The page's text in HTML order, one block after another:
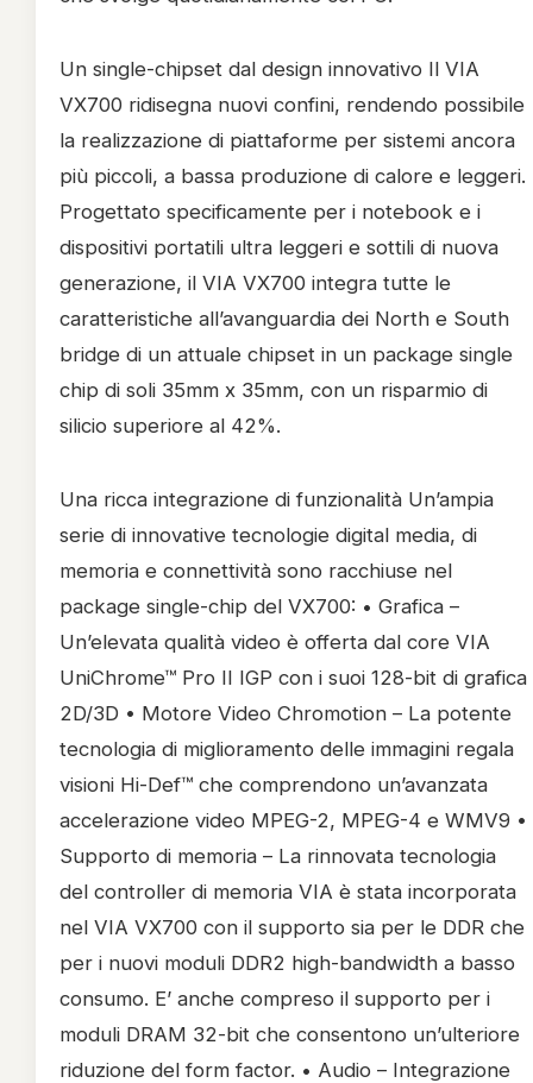
Un single-chipset dal design innovativo Il VIA
VX700 ridisegna nuovi confini, rendendo possibile
la realizzazione di piattaforme per sistemi ancora
più piccoli, a bassa produzione di calore e leggeri.
Progettato specificamente per i notebook e i
dispositivi portatili ultra leggeri e sottili di nuova
generazione, il VIA VX700 integra tutte le
caratteristiche all’avanguardia dei North e South
bridge di un attuale chipset in un package single
chip di soli 35mm x 35mm, con un risparmio di
silicio superiore al 42%.
Una ricca integrazione di funzionalità Un’ampia
serie di innovative tecnologie digital media, di
memoria e connettività sono racchiuse nel
package single-chip del VX700: • Grafica –
Un’elevata qualità video è offerta dal core VIA
UniChrome™ Pro II IGP con i suoi 128-bit di grafica
2D/3D • Motore Video Chromotion – La potente
tecnologia di miglioramento delle immagini regala
visioni Hi-Def™ che comprendono un’avanzata
accelerazione video MPEG-2, MPEG-4 e WMV9 •
Supporto di memoria – La rinnovata tecnologia
del controller di memoria VIA è stata incorporata
nel VIA VX700 con il supporto sia per le DDR che
per i nuovi moduli DDR2 high-bandwidth a basso
consumo. E’ anche compreso il supporto per i
moduli DRAM 32-bit che consentono un’ulteriore
riduzione del form factor. • Audio – Integrazione